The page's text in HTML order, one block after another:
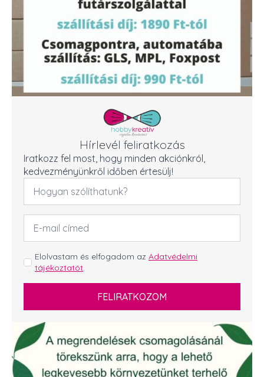
Hírlevél feliratkozás
Iratkozz fel most, hogy minden akciónkról,
kedvezményünkről időben értesülj!
Név
Email
cím
GDPR
*
Elolvastam és elfogadom az Adatvédelmi
tájékoztatót.
FELIRATKOZOM